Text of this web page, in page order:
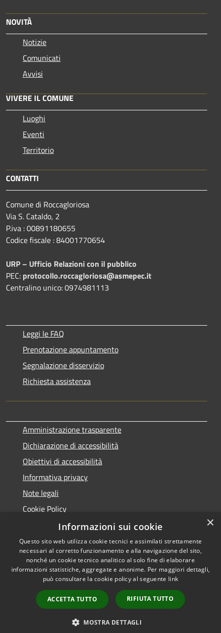
NOVITÀ
Notizie
Comunicati
Avvisi
VIVERE IL COMUNE
Luoghi
Eventi
Territorio
CONTATTI
Comune di Roccagloriosa
Via S. Cataldo, 2
P.iva : 00891180655
Codice fiscale : 84001770654
URP – Ufficio Relazioni con il pubblico
PEC: protocollo.roccagloriosa@asmepec.it
Centralino unico: 0974981113
Leggi le FAQ
Prenotazione appuntamento
Segnalazione disservizio
Richiesta assistenza
Amministrazione trasparente
Dichiarazione di accessibilità
Obiettivi di accessibilità
Informativa privacy
Note legali
Cookie Policy
Cookie Policy (UE)
RSS
Accessibilità
Copyright © 2026 • Comune di
Municipium•
Accesso
redazione
×
Informazioni sui cookie
Questo sito web utilizza cookie tecnici e assimilati strettamente
necessari al corretto funzionamento e alla navigazione del sito,
nonché un cookie tecnico analitico al solo fine di elaborare
informazioni statistiche, aggregate e anonime. Per maggiori dettagli,
può consultare la cookie policy al seguente link
ACCETTA TUTTO RIFIUTA TUTTO
MOSTRA DETTAGLI